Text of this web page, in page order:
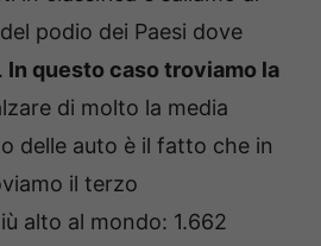
podio dei Paesi dove
In questo caso troviamo la
di molto la media
delle auto è il fatto che in
il terzo
alto al mondo: 1.662